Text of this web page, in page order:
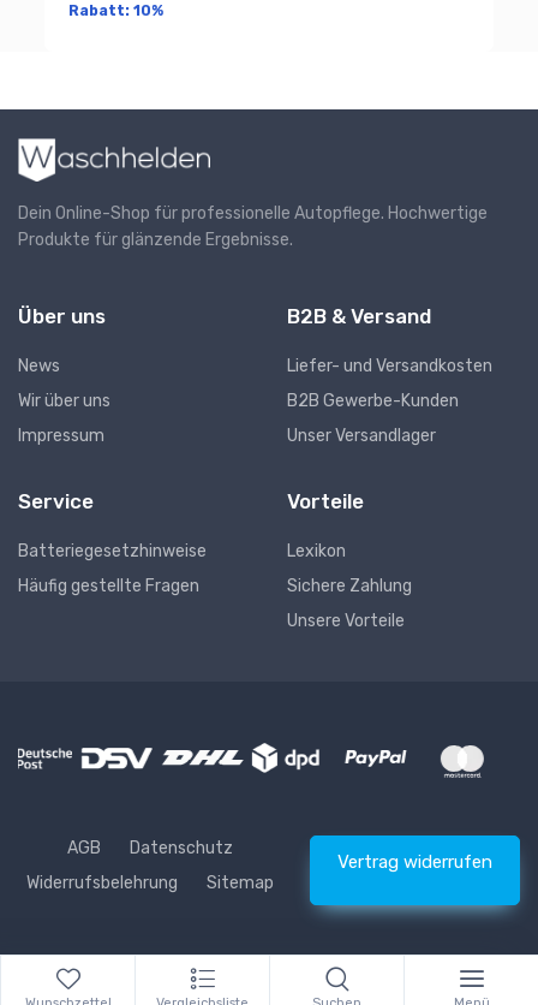
Rabatt: 10%
Dein Online-Shop für professionelle Autopflege. Hochwertige
Produkte für glänzende Ergebnisse.
Über uns
News
Wir über uns
Impressum
B2B & Versand
Liefer- und Versandkosten
B2B Gewerbe-Kunden
Unser Versandlager
Service
Batteriegesetzhinweise
Häufig gestellte Fragen
Vorteile
Lexikon
Sichere Zahlung
Unsere Vorteile
AGB
Datenschutz
Widerrufsbelehrung
Sitemap
Vertrag widerrufen
* Alle Preise inkl. gesetzlicher USt., zzgl. Versand © Waschhelden